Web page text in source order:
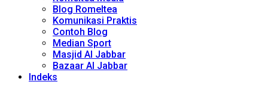
Blog Romeltea
Komunikasi Praktis
Contoh Blog
Median Sport
Masjid Al Jabbar
Bazaar Al Jabbar
Indeks